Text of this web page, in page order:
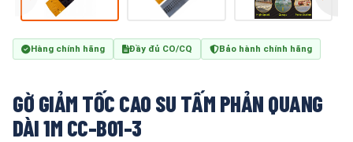
Hàng chính hãng Đầy đủ CO/CQ Bảo hành chính hãng
GỜ GIẢM TỐC CAO SU TẤM PHẢN QUANG
DÀI 1M CC-B01-3